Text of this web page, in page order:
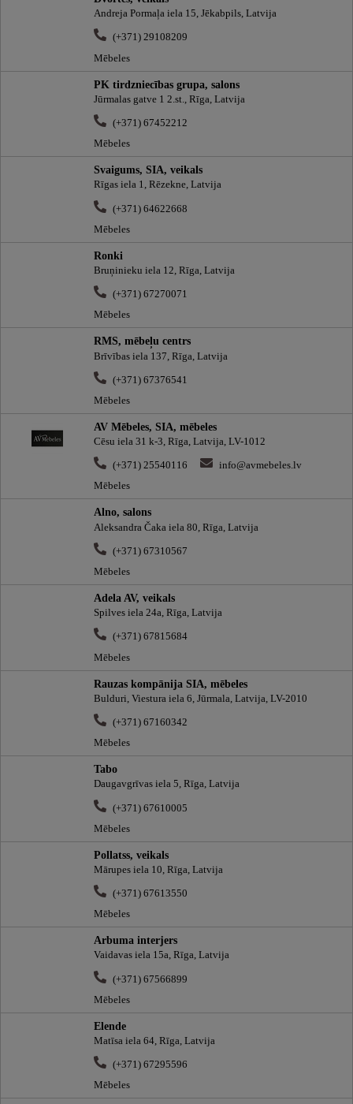
Andreja Pormaļa iela 15, Jēkabpils, Latvija
(+371) 29108209
Mēbeles
PK tirdzniecības grupa, salons
Jūrmalas gatve 1 2.st., Rīga, Latvija
(+371) 67452212
Mēbeles
Svaigums, SIA, veikals
Rīgas iela 1, Rēzekne, Latvija
(+371) 64622668
Mēbeles
Ronki
Bruņinieku iela 12, Rīga, Latvija
(+371) 67270071
Mēbeles
RMS, mēbeļu centrs
Brīvības iela 137, Rīga, Latvija
(+371) 67376541
Mēbeles
AV Mēbeles, SIA, mēbeles
Cēsu iela 31 k-3, Rīga, Latvija, LV-1012
(+371) 25540116
info@avmebeles.lv
Mēbeles
Alno, salons
Aleksandra Čaka iela 80, Rīga, Latvija
(+371) 67310567
Mēbeles
Adela AV, veikals
Spilves iela 24a, Rīga, Latvija
(+371) 67815684
Mēbeles
Rauzas kompānija SIA, mēbeles
Bulduri, Viestura iela 6, Jūrmala, Latvija, LV-2010
(+371) 67160342
Mēbeles
Tabo
Daugavgrīvas iela 5, Rīga, Latvija
(+371) 67610005
Mēbeles
Pollatss, veikals
Mārupes iela 10, Rīga, Latvija
(+371) 67613550
Mēbeles
Arbuma interjers
Vaidavas iela 15a, Rīga, Latvija
(+371) 67566899
Mēbeles
Elende
Matīsa iela 64, Rīga, Latvija
(+371) 67295596
Mēbeles